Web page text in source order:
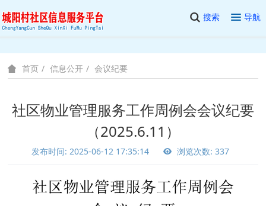
搜索 导航
首页 信息公开 会议纪要
社区物业管理服务工作周例会会议纪要
（2025.6.11）
发布时间: 2025-06-12 17:35:14 浏览次数: 337